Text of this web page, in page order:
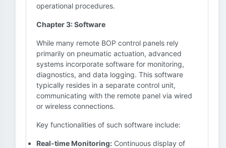
operational procedures.
Chapter 3: Software
While many remote BOP control panels rely
primarily on pneumatic actuation, advanced
systems incorporate software for monitoring,
diagnostics, and data logging. This software
typically resides in a separate control unit,
communicating with the remote panel via wired
or wireless connections.
Key functionalities of such software include:
Real-time Monitoring: Continuous display of